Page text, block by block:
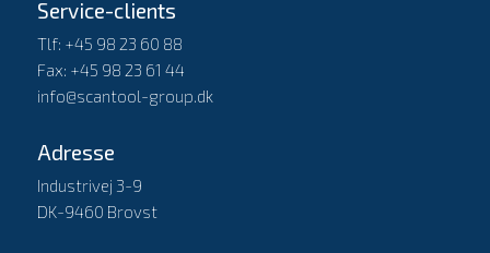
Service-clients
Tlf: +45 98 23 60 88
Fax: +45 98 23 61 44
info@scantool-group.dk
Adresse
Industrivej 3-9
DK-9460 Brovst